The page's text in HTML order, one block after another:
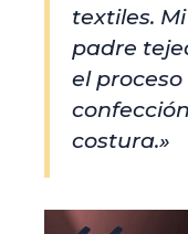
textiles.
padre
el
costura.»